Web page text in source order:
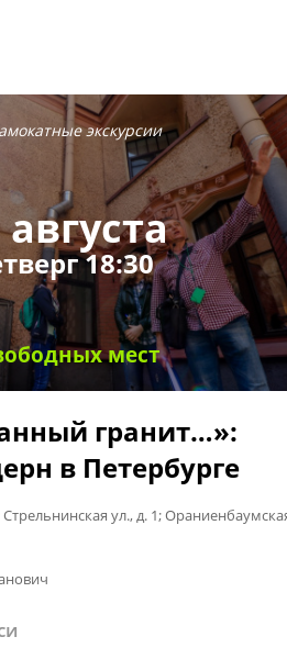
экскурсии
18:30
мест
гранит…»:
в Петербурге
ул., д. 1;